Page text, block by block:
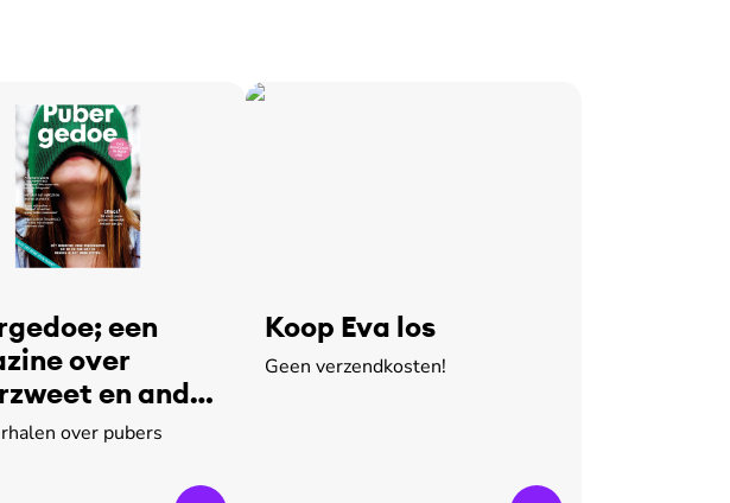
een
over
en ander
over pubers
Koop Eva los
Geen verzendkosten!